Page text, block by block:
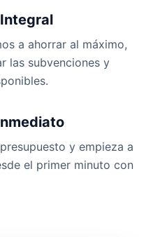
a ahorrar al máximo,
las subvenciones y
y empieza a
el primer minuto con